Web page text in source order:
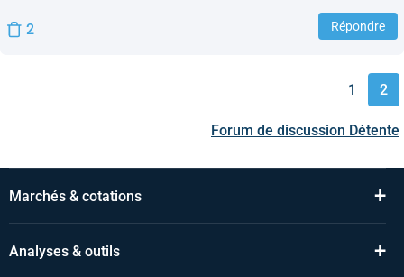
2 Répondre
1 2
Forum de discussion Détente
Marchés & cotations +
Analyses & outils +